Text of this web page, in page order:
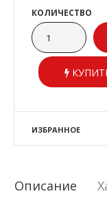
КОЛИЧЕСТВО
ИЗБРАННОЕ
Описание